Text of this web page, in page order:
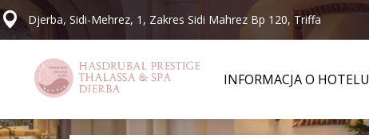
Djerba, Sidi-Mehrez, 1, Zakres Sidi Mahrez Bp 120, Triffa
INFORMACJA O HOTELU